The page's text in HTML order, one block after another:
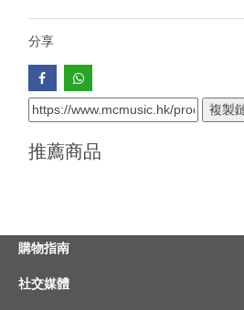
分享
複製
推薦商品
購物指南
社交媒體